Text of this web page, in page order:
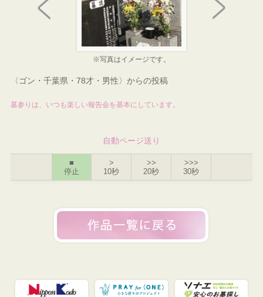
※写真はイメージです。
〈ゴン・千葉県・78才・男性〉からの投稿
墓参りは、いつも楽しい報告会を基本にしています。
自動ページ送り
■
停止
>
10秒
>>
20秒
>>>
30秒